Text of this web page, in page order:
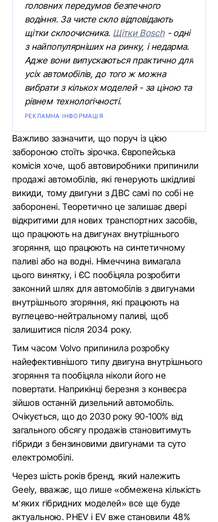
головних передумов безпечного
водіння. За чисте скло відповідають
щітки склоочисника. Щітки Bosch- одні
з найпопулярніших на ринку, і недарма.
Адже вони випускаються практично для
усіх автомобілів, до того ж можна
вибрати з кількох моделей - за ціною та
рівнем технологічності.
РЕКЛАМНА ІНФОРМАЦІЯ
Важливо зазначити, що поруч із цією
забороною стоїть зірочка. Європейська
комісія хоче, щоб автовиробники припинили
продажі автомобілів, які генерують шкідливі
викиди, тому двигуни з ДВС самі по собі не
заборонені. Теоретично це залишає двері
відкритими для нових транспортних засобів,
що працюють на двигунах внутрішнього
згоряння, що працюють на синтетичному
паливі або на водні. Німеччина вимагала
цього винятку, і ЄС пообіцяла розробити
законний шлях для автомобілів з двигунами
внутрішнього згоряння, які працюють на
вуглецево-нейтральному паливі, щоб
залишитися після 2034 року.
Тим часом Volvo припинила розробку
найефективнішого типу двигуна внутрішнього
згоряння та пообіцяла ніколи його не
повертати. Наприкінці березня з конвеєра
зійшов останній дизельний автомобіль.
Очікується, що до 2030 року 90-100% від
загального обсягу продажів становитимуть
гібриди з бензиновими двигунами та суто
електромобілі.
Через шість років бренд, який належить
Geely, вважає, що лише «обмежена кількість
м’яких гібридних моделей» все ще буде
актуальною. PHEV і EV вже становили 48%